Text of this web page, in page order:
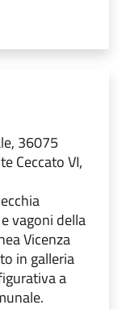
36075
Ceccato VI,
vagoni della
Vicenza
in galleria
a